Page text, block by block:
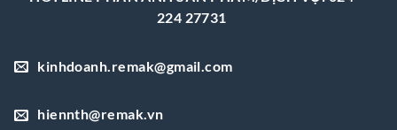
224 27731
kinhdoanh.remak@gmail.com
hiennth@remak.vn